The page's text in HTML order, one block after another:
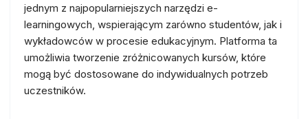
jednym z najpopularniejszych narzędzi e-
learningowych, wspierającym zarówno studentów, jak i
wykładowców w procesie edukacyjnym. Platforma ta
umożliwia tworzenie zróżnicowanych kursów, które
mogą być dostosowane do indywidualnych potrzeb
uczestników.